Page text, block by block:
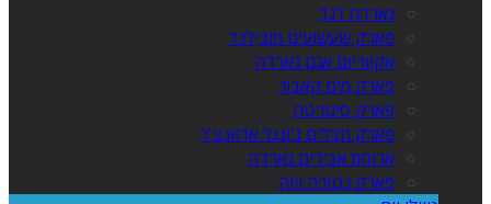
גארדה לנד
פארק שעשועים מובילנד
אקווריום אגם גארדה
פארק מים קאבור
פארק סיגורטה
פארק חבלים ג'ונגל אדוונצ'ר
ארוחת אבירים גארדה
פארק נטורה ויוה